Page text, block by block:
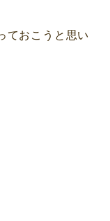
ておこうと思い